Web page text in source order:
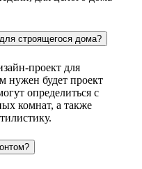
строящегося дома?
проект для
нужен будет проект
определиться с
комнат, а также